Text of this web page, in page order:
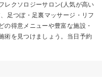
レクソロジーサロン(人気が高い
足つぼ・足裏マッサージ・リフ
の得意メニューや豊富な施設・
術を見つけましょう。当日予約